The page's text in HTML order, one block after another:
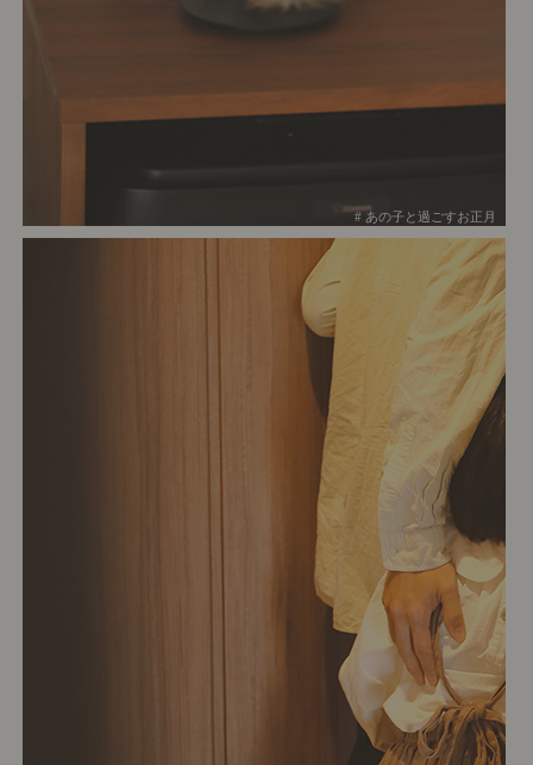
# あの子と過ごすお正月